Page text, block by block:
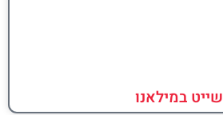
שייט במילאנו